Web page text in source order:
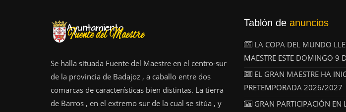
Se halla situada Fuente del Maestre en el centro-sur
de la provincia de Badajoz , a caballo entre dos
comarcas de características bien distintas. La tierra
de Barros , en el extremo sur de la cual se sitúa , y
Tablón de anuncios
LA COPA DEL MUNDO
MAESTRE ESTE DOMINGO 9
EL GRAN MAESTRE HA
PRETEMPORADA 2026/2027
GRAN PARTICIPACIÓN EN